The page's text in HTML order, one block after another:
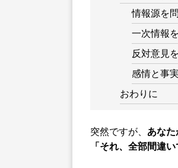
情報源を
一次情報
反対意見
感情と事
おわりに
突然ですが、 あな
「それ、全部間違